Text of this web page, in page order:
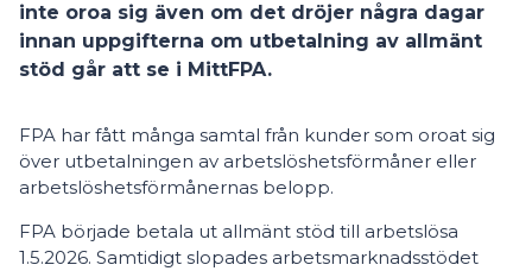
inte oroa sig även om det dröjer några dagar
innan uppgifterna om utbetalning av allmänt
stöd går att se i MittFPA.
FPA har fått många samtal från kunder som oroat sig
över utbetalningen av arbetslöshetsförmåner eller
arbetslöshetsförmånernas belopp.
FPA började betala ut allmänt stöd till arbetslösa
1.5.2026. Samtidigt slopades arbetsmarknadsstödet